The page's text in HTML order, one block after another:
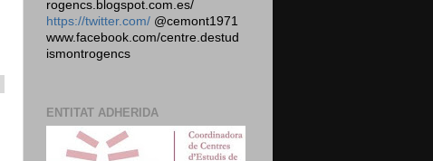
rogencs.blogspot.com.es/
https://twitter.com/ @cemont1971
www.facebook.com/centre.destud
ismontrogencs
ENTITAT ADHERIDA